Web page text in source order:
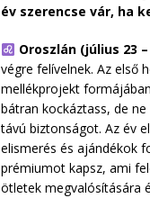
év szerencse vár, ha
Oroszlán (július 23
végre felívelnek. Az első
mellékprojekt
bátran kockáztass, de
távú biztonságot. Az év
elismerés és ajándékok
prémiumot kapsz, ami
ötletek megvalósítására